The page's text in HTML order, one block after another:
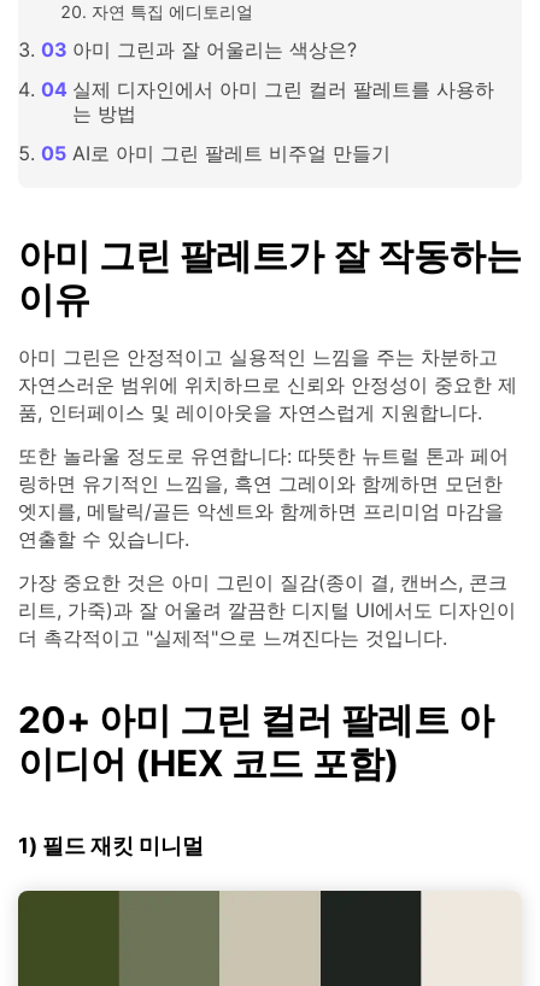
자연 특집 에디토리얼
아미 그린과 잘 어울리는 색상은?
실제 디자인에서 아미 그린 컬러 팔레트를 사용하
는 방법
AI로 아미 그린 팔레트 비주얼 만들기
아미 그린 팔레트가 잘 작동하는
이유
아미 그린은 안정적이고 실용적인 느낌을 주는 차분하고
자연스러운 범위에 위치하므로 신뢰와 안정성이 중요한 제
품, 인터페이스 및 레이아웃을 자연스럽게 지원합니다.
또한 놀라울 정도로 유연합니다: 따뜻한 뉴트럴 톤과 페어
링하면 유기적인 느낌을, 흑연 그레이와 함께하면 모던한
엣지를, 메탈릭/골든 악센트와 함께하면 프리미엄 마감을
연출할 수 있습니다.
가장 중요한 것은 아미 그린이 질감(종이 결, 캔버스, 콘크
리트, 가죽)과 잘 어울려 깔끔한 디지털 UI에서도 디자인이
더 촉각적이고 "실제적"으로 느껴진다는 것입니다.
20+ 아미 그린 컬러 팔레트 아
이디어 (HEX 코드 포함)
1) 필드 재킷 미니멀